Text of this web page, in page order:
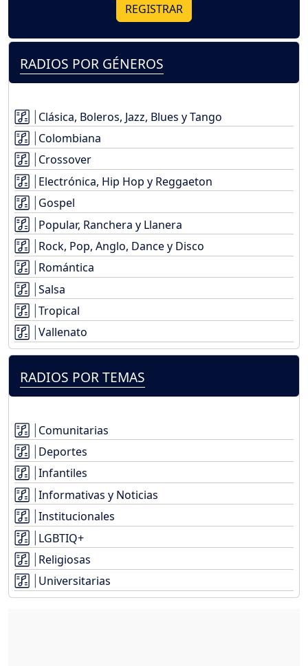
REGISTRAR
RADIOS POR GÉNEROS
Clásica, Boleros, Jazz, Blues y Tango
Colombiana
Crossover
Electrónica, Hip Hop y Reggaeton
Gospel
Popular, Ranchera y Llanera
Rock, Pop, Anglo, Dance y Disco
Romántica
Salsa
Tropical
Vallenato
RADIOS POR TEMAS
Comunitarias
Deportes
Infantiles
Informativas y Noticias
Institucionales
LGBTIQ+
Religiosas
Universitarias